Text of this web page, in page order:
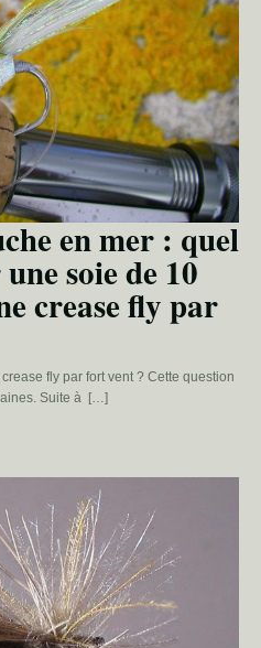
en mer : quel
soie de 10
crease fly par
fly par fort vent ? Cette question
Suite à […]